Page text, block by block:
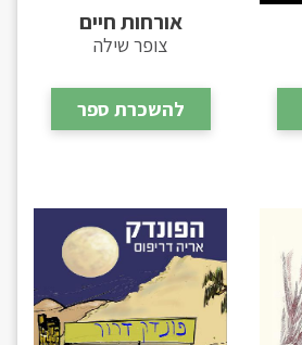
אורחות חיים
צופר שילה
להשכרת ספר